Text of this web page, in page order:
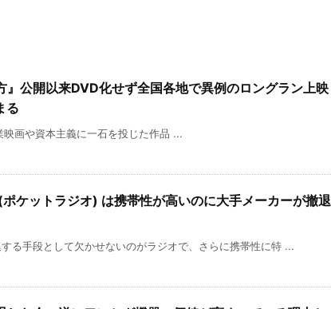
』公開以来DVD化せず全国各地で異例のロングラン上映
る
画や資本主義に一石を投じた作品 ...
ケットラジオ) は携帯性が高いのに大手メーカーが撤退
る手段として欠かせないのがラジオで、さらに携帯性に特 ...